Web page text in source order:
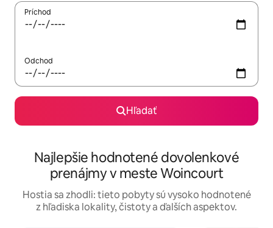
Príchod
Odchod
Hľadať
Najlepšie hodnotené dovolenkové
prenájmy v meste Woincourt
Hostia sa zhodli: tieto pobyty sú vysoko hodnotené
z hľadiska lokality, čistoty a ďalších aspektov.